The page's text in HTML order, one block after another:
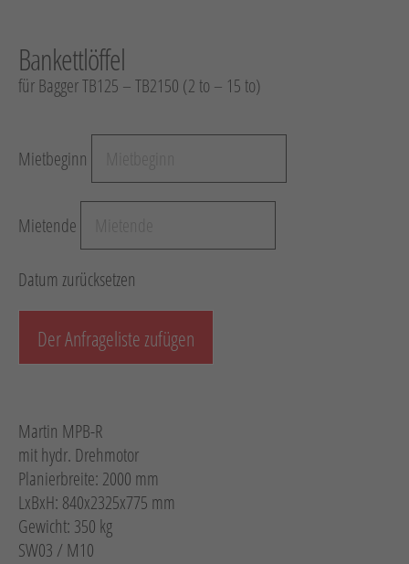
Garten
Sonstiges
Unsere Mietliste
Neumaschinen
Gebrauchtmaschinen
Unternehmen
Kontakt
Bankettlöffel
für Bagger TB125 – TB2150 (2 to – 15 to)
Mietbeginn
Mietende
Datum zurücksetzen
Der Anfrageliste zufügen
Martin MPB-R
mit hydr. Drehmotor
Planierbreite: 2000 mm
LxBxH: 840x2325x775 mm
Gewicht: 350 kg
SW03 / M10